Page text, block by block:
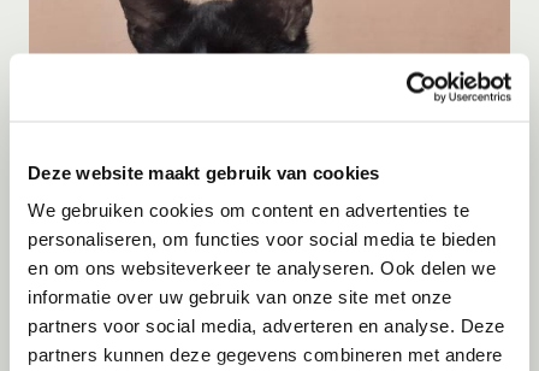
Deze website maakt gebruik van cookies
We gebruiken cookies om content en advertenties te
personaliseren, om functies voor social media te bieden
en om ons websiteverkeer te analyseren. Ook delen we
informatie over uw gebruik van onze site met onze
partners voor social media, adverteren en analyse. Deze
partners kunnen deze gegevens combineren met andere
Adoptie07-08-2026
Cyka